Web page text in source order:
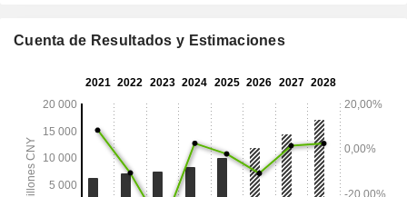
Cuenta de Resultados y Estimaciones